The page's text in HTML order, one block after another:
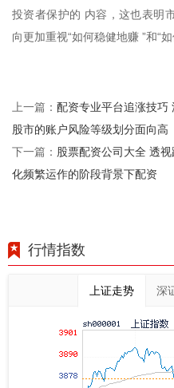
投资者保护的 内容，这也表明
向更加重视“如何稳健地赚 ”和“
上一篇： 配资专业平台追涨技巧
股市的账户风险等级划分面向高
下一篇： 股票配资公司大全 透
化频繁运作的阶段背景下配资
行情指数
上证走势 深